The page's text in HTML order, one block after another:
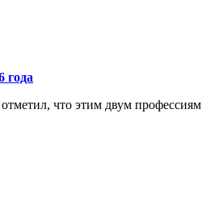
года
что этим двум